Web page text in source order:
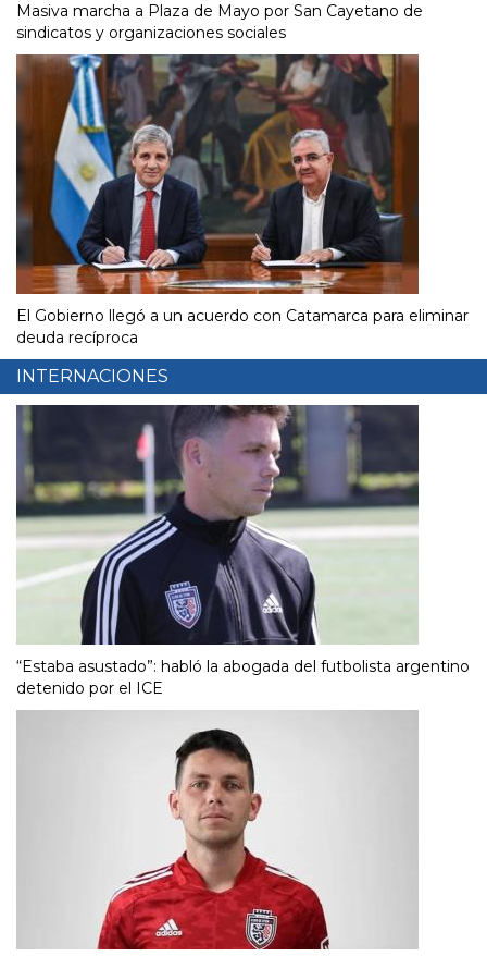
Masiva marcha a Plaza de Mayo por San Cayetano de
sindicatos y organizaciones sociales
El Gobierno llegó a un acuerdo con Catamarca para eliminar
deuda recíproca
INTERNACIONES
“Estaba asustado”: habló la abogada del futbolista argentino
detenido por el ICE